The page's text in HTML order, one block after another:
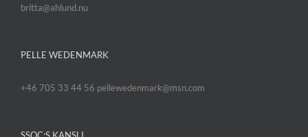
britta@ahlund.nu
PELLE WEDENMARK
+46 705 33 44 56 pellewedenmark@msn.com
SSOC:S KANSLI